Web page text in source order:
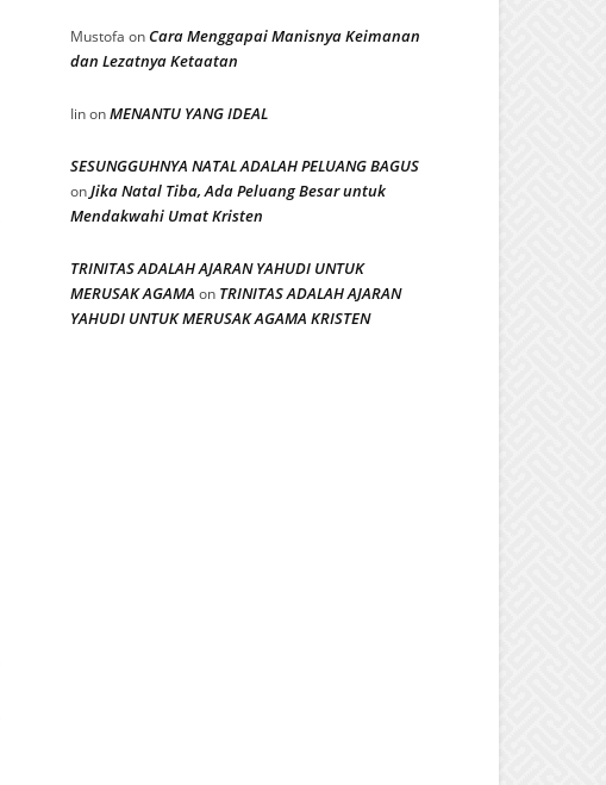
Mustofa onCara Menggapai Manisnya Keimanan
dan Lezatnya Ketaatan
IinonMENANTU YANG IDEAL
SESUNGGUHNYA NATAL ADALAH PELUANG BAGUS
onJika Natal Tiba, Ada Peluang Besar untuk
Mendakwahi Umat Kristen
TRINITAS ADALAH AJARAN YAHUDI UNTUK
MERUSAK AGAMA on TRINITAS ADALAH AJARAN
YAHUDI UNTUK MERUSAK AGAMA KRISTEN